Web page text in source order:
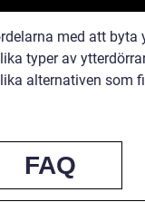
med att byta
typer av
alternativen som
FAQ